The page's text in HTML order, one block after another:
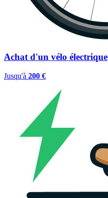
Achat d'un vélo électrique
Jusqu'à 200 €